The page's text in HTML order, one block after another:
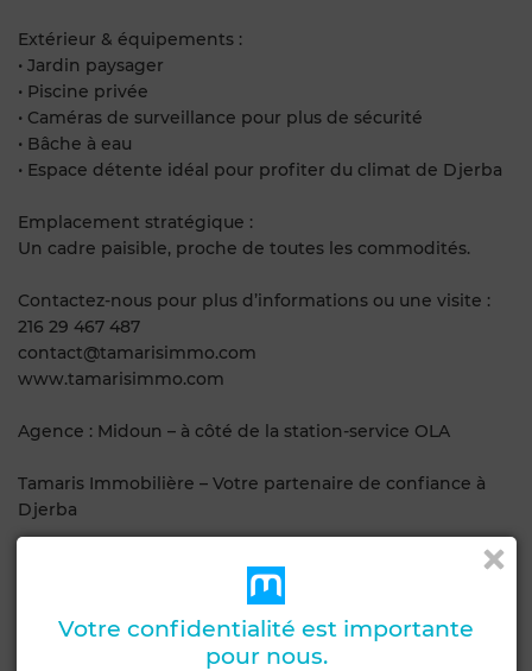
Extérieur & équipements :
• Jardin paysager
• Piscine privée ‍️
• Caméras de surveillance pour plus de sécurité
• Bâche à eau
• Espace détente idéal pour profiter du climat de Djerba ️
Emplacement stratégique :
Un cadre paisible, proche de toutes les commodités.
Contactez-nous pour plus d’informations ou une visite :
216 29 467 487
contact@tamarisimmo.com
www.tamarisimmo.com
Agence : Midoun – à côté de la station-service OLA
Tamaris Immobilière – Votre partenaire de confiance à
Djerba
#Djerba #HoumtSouk #VillaDePrestige
#ImmobilierDjerba #TamarisImmobiliere
Obtenir un financement
Votre confidentialité est importante
pour nous.